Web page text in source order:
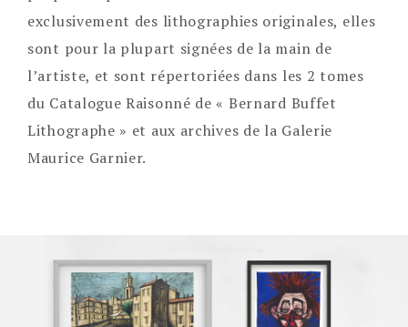
exclusivement des lithographies originales, elles
sont pour la plupart signées de la main de
l’artiste, et sont répertoriées dans les 2 tomes
du Catalogue Raisonné de « Bernard Buffet
Lithographe » et aux archives de la Galerie
Maurice Garnier.